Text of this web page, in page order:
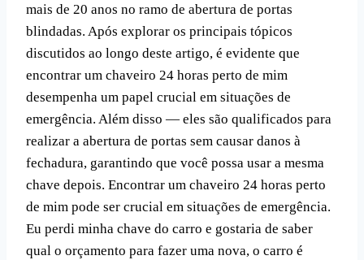
mais de 20 anos no ramo de abertura de portas
blindadas. Após explorar os principais tópicos
discutidos ao longo deste artigo, é evidente que
encontrar um chaveiro 24 horas perto de mim
desempenha um papel crucial em situações de
emergência. Além disso — eles são qualificados para
realizar a abertura de portas sem causar danos à
fechadura, garantindo que você possa usar a mesma
chave depois. Encontrar um chaveiro 24 horas perto
de mim pode ser crucial em situações de emergência.
Eu perdi minha chave do carro e gostaria de saber
qual o orçamento para fazer uma nova, o carro é